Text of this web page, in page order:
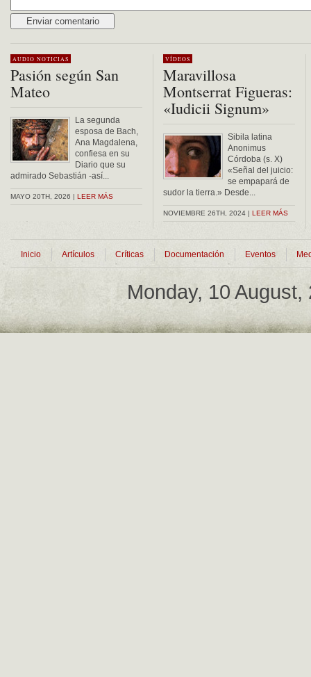
AUDIO NOTICIAS
Pasión según San
Mateo
La segunda
esposa de Bach,
Ana Magdalena,
confiesa en su
Diario que su
admirado Sebastián -así...
MAYO 20TH, 2026 | LEER MÁS
VÍDEOS
Maravillosa
Montserrat Figueras:
«Iudicii Signum»
Sibila latina
Anonimus
Córdoba (s. X)
«Señal del juicio:
se empapará de
sudor la tierra.» Desde...
NOVIEMBRE 26TH, 2024 | LEER MÁS
Inicio Artículos Críticas Documentación Eventos
Monday, 10